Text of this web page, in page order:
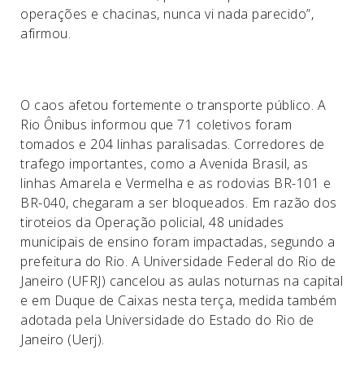
operações e chacinas, nunca vi nada parecido”,
afirmou.
O caos afetou fortemente o transporte público. A
Rio Ônibus informou que 71 coletivos foram
tomados e 204 linhas paralisadas. Corredores de
trafego importantes, como a Avenida Brasil, as
linhas Amarela e Vermelha e as rodovias BR-101 e
BR-040, chegaram a ser bloqueados. Em razão dos
tiroteios da Operação policial, 48 unidades
municipais de ensino foram impactadas, segundo a
prefeitura do Rio. A Universidade Federal do Rio de
Janeiro (UFRJ) cancelou as aulas noturnas na capital
e em Duque de Caixas nesta terça, medida também
adotada pela Universidade do Estado do Rio de
Janeiro (Uerj).